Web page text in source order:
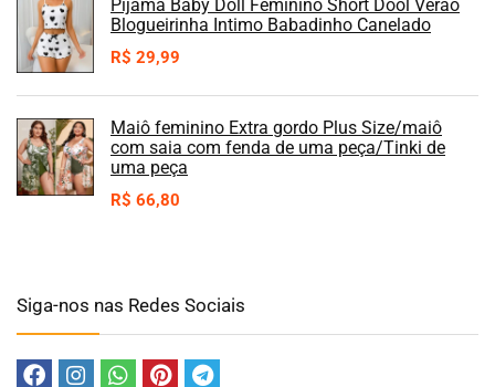
Pijama Baby Doll Feminino Short Dool Verão
Blogueirinha Intimo Babadinho Canelado
R$ 29,99
Maiô feminino Extra gordo Plus Size/maiô
com saia com fenda de uma peça/Tinki de
uma peça
R$ 66,80
Siga-nos nas Redes Sociais